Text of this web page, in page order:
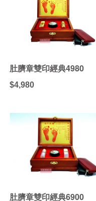
肚臍章雙印經典4980
$4,980
肚臍章雙印經典6900